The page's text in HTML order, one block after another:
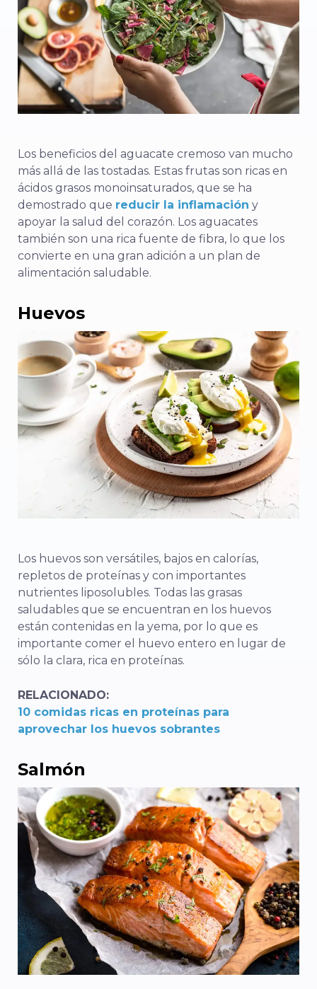
Los beneficios del aguacate cremoso van mucho
más allá de las tostadas. Estas frutas son ricas en
ácidos grasos monoinsaturados, que se ha
demostrado que reducir la inflamación y
apoyar la salud del corazón. Los aguacates
también son una rica fuente de fibra, lo que los
convierte en una gran adición a un plan de
alimentación saludable.
Huevos
Los huevos son versátiles, bajos en calorías,
repletos de proteínas y con importantes
nutrientes liposolubles. Todas las grasas
saludables que se encuentran en los huevos
están contenidas en la yema, por lo que es
importante comer el huevo entero en lugar de
sólo la clara, rica en proteínas.
RELACIONADO:
10 comidas ricas en proteínas para
aprovechar los huevos sobrantes
Salmón